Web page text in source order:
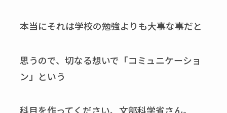
本当にそれは学校の勉強よりも大事な事だと
思うので、切なる想いで「コミュニケーショ
ン」という
科目を作ってください、文部科学省さん。